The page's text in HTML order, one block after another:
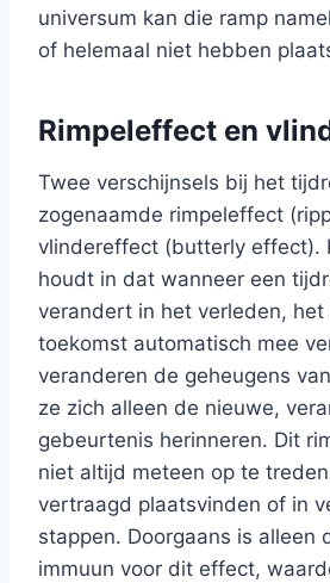
universum kan die ramp
of helemaal niet hebben
Rimpeleffect en
Twee verschijnsels bij het
zogenaamde rimpeleffect
vlindereffect (butterly effect).
houdt in dat wanneer een
verandert in het verleden, het
toekomst automatisch mee
veranderen de geheugens
ze zich alleen de nieuwe,
gebeurtenis herinneren. Dit
niet altijd meteen op te
vertraagd plaatsvinden of in
stappen. Doorgaans is alleen
immuun voor dit effect,